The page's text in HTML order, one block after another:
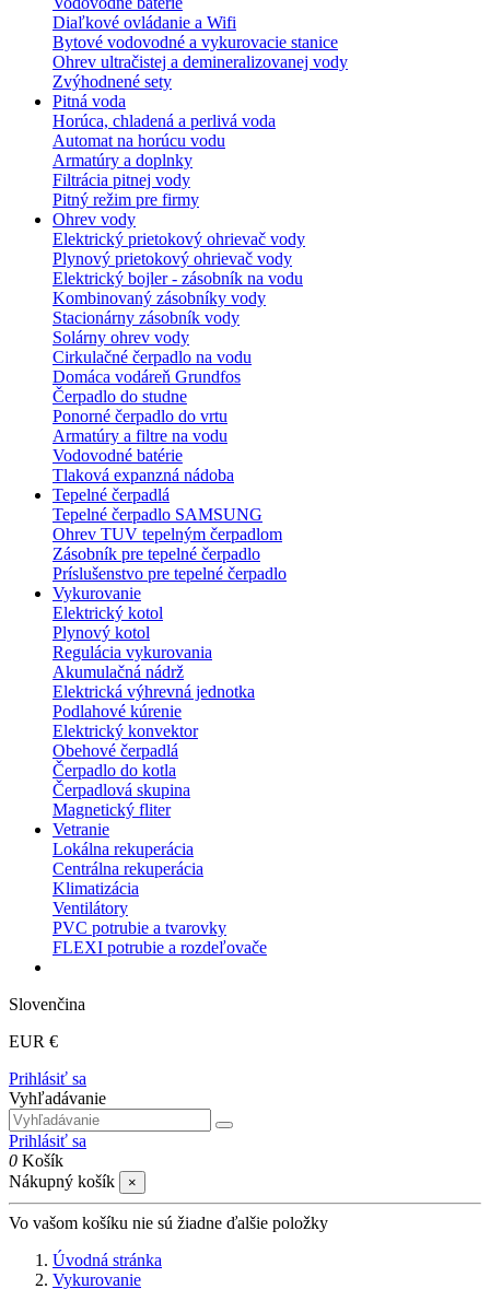
Diaľkové ovládanie a Wifi
Bytové vodovodné a vykurovacie stanice
Ohrev ultračistej a demineralizovanej vody
Zvýhodnené sety
Pitná voda
Horúca, chladená a perlivá voda
Automat na horúcu vodu
Armatúry a doplnky
Filtrácia pitnej vody
Pitný režim pre firmy
Ohrev vody
Elektrický prietokový ohrievač vody
Plynový prietokový ohrievač vody
Elektrický bojler - zásobník na vodu
Kombinovaný zásobníky vody
Stacionárny zásobník vody
Solárny ohrev vody
Cirkulačné čerpadlo na vodu
Domáca vodáreň Grundfos
Čerpadlo do studne
Ponorné čerpadlo do vrtu
Armatúry a filtre na vodu
Vodovodné batérie
Tlaková expanzná nádoba
Tepelné čerpadlá
Tepelné čerpadlo SAMSUNG
Ohrev TUV tepelným čerpadlom
Zásobník pre tepelné čerpadlo
Príslušenstvo pre tepelné čerpadlo
Vykurovanie
Elektrický kotol
Plynový kotol
Regulácia vykurovania
Akumulačná nádrž
Elektrická výhrevná jednotka
Podlahové kúrenie
Elektrický konvektor
Obehové čerpadlá
Čerpadlo do kotla
Čerpadlová skupina
Magnetický fliter
Vetranie
Lokálna rekuperácia
Centrálna rekuperácia
Klimatizácia
Ventilátory
PVC potrubie a tvarovky
FLEXI potrubie a rozdeľovače
Slovenčina
EUR €
Prihlásiť sa
Vyhľadávanie
Prihlásiť sa
0 Košík
Nákupný košík
×
Vo vašom košíku nie sú žiadne ďalšie položky
Úvodná stránka
Vykurovanie